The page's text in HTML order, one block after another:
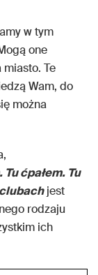
w tym
one
Te
Wam, do
można
ćpałem. Tu
jest
rodzaju
ich